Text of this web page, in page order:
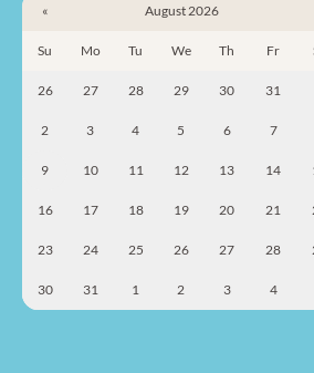
« August 2026
Su Mo Tu We Th Fr
26 27 28 29 30 31
2 3 4 5 6 7
9 10 11 12 13 14
16 17 18 19 20 21
23 24 25 26 27 28
30 31 1 2 3 4